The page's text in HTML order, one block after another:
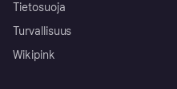
Tietosuoja
Turvallisuus
Wikipink